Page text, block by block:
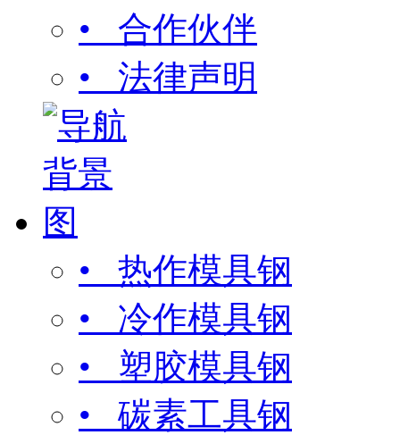
• 合作伙伴
• 法律声明
• 热作模具钢
• 冷作模具钢
• 塑胶模具钢
• 碳素工具钢